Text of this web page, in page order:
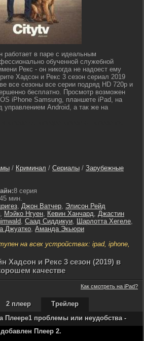
работает в паре с идеальным
обученной служебной
Рекс - он никогда не надоест ему
Хадсон и Рекс 3 сезон сериал 2019
все сезоны все серии подряд HD 720p и
бесплатно. Просмотр возможен
iPhone Samsung, планшете iPad, на
управлением Android, а так же на
/ Криминал / Сериалы / Зарубежные
8 серия
45 мин.
, Джон Ватчер, Элисон Рейд
, Мэйко Нгуен, Кевин Ханчард, Джастин
, Саад Сиддикуи, Шарлотта Хегеле,
Джуатко, Аманда Экьюри
на всех устройствах: ipad, iphone,
Хадсон и Рекс 3 сезон (2019) в
качестве
Как смотреть на iPad?
2 плеер
Трейлер
проблемы или неудобства -
добавлен Плеер 2.